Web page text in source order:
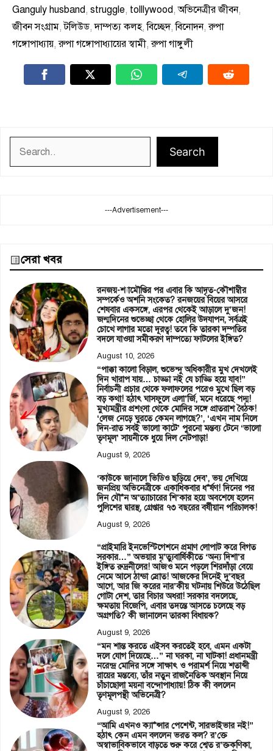
Ganguly husband, struggle, tolllywood,অভিনেত্রীর জীবন,
জীবন সংগ্রাম,টলিউড,দাম্পত্য কলহ,বিচ্ছেদ,বিনোদন,রুপা
গঙ্গোপাধ্যায়,রুপা গঙ্গোপাধ্যায়ের স্বামী,রুপা গাঙ্গুলী
Search
---Advertisement---
সেরা খবর
রনজয়-শ্যামৌপ্তির পর এবার কি আদৃত-কৌশাম্বীর
সম্পর্কেও অশনি সংকেত? রনজয়ের বিয়ের আসরে
শেষবার একসঙ্গে, এরপর থেকেই আড়ালে দু’জন!
জন্মদিনের শুভেচ্ছা থেকে হোলির উদযাপন, সর্বত্রই
চোখে লাগার মতো দূরত্ব! তবে কি তারকা দম্পতির
বদলে যাওয়া সমীকরণ দাম্পত্যে ফাটলের ইঙ্গিত?
August 10, 2026
“পাক্কা কালো বিড়াল, শুভেন্দু অধিকারীর মুখ দেখলেই
দিন খারাপ যায়… চাড্ডা নই যে চাড্ডি হয়ে যাব!”
নির্বাচনী প্রচার থেকে ফলাফলের পরেও মুখে ছিল বড়
বড় কথা! হঠাৎ ঘাসফুলে এলা’র্জি, মনে ধরেছে পদ্ম!
মুখ্যমন্ত্রীর প্রশংসা থেকে মোদির সঙ্গে প্রাতরাশ বৈঠক!
‘লেজ নেড়ে ঘুরতে কেমন লাগছে?’, ‘এখন নাম নিলে
দিন-রাত সবই ভালো কাটে’ পুরনো মন্তব্য টেনে ‘ভালো
তৃণমূল’ সায়নীকে ধুয়ে দিল নেটপাড়া!
August 9, 2026
‘কাউকে জানালে ভিডিও ছড়িয়ে দেব’, ভয় দেখিয়ে
জনপ্রিয় অভিনেত্রীকে একাধিকবার ধ*র্ষণ! দিনের পর
দিন যৌ*ন অ’ত্যাচারের শি’কার হয়ে অবশেষে হলেন
পুলিশের দ্বারস্থ, গ্রেপ্তার ৭৩ বছরের বর্ষীয়ান পরিচালক!
August 9, 2026
“প্রাইমারি ইনভেস্টিগেশনে প্রমাণ লোপাট করে বিগত
সরকার…” অভয়ার মৃ’ত্যুবার্ষিকীতে ‘অন্য দিশা’র
ইঙ্গিত রুদ্রনীলের! আজও মনে পড়লে শিরদাঁড়া বেয়ে
নেমে আসে ঠান্ডা স্রোত! আজকের দিনেই দু’বছর
আগে, আর জি করের নার’কীয় ঘটনায় শিউরে উঠেছিল
গোটা দেশ, তার বিচার অধরা! সরকার বদলেছে,
ক্ষমতায় বিজেপি, এবার তদন্তে আসতে চলেছে বড়
অগ্রগতি? কী জানালেন তারকা বিধায়ক?
August 9, 2026
“মন শান্ত করতে এইসব করতেই হবে, এমন একটা
দলে যোগ দিয়েছে…” না ঘরকা, না ঘাটকা! প্রধানমন্ত্রী
নরেন্দ্র মোদির সঙ্গে সাক্ষাৎ ও পরামর্শ নিয়ে শতাব্দী
রায়ের মন্তব্যে, তাঁর নতুন রাজনৈতিক অবস্থান নিয়ে
চাঁচাছোলা ময়না বন্দোপাধ্যায়! ঠিক কী বললেন
তৃণমূলপন্থী অভিনেত্রী?
August 9, 2026
“আমি এখনও ক্যা*ন্সার পেশেন্ট, সারভাইভার নই!”
হঠাৎ কেন এমন বললেন ভরত কল? র’ক্তে
অস্বাভাবিকভাবে বাড়তে শুরু করে শ্বেত র’ক্তকণিকা,